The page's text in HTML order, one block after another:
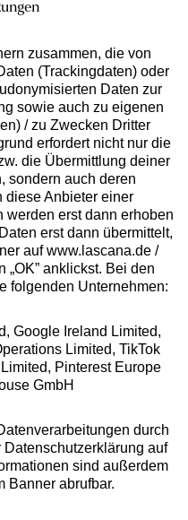
zusammen, die von
(Trackingdaten) oder
Daten zur
sowie auch zu eigenen
/ zu Zwecken Dritter
erfordert nicht nur die
die Übermittlung deiner
sondern auch deren
diese Anbieter einer
erst dann erhoben
erst dann übermittelt,
auf www.lascana.de /
anklickst. Bei den
folgenden Unternehmen:
Google Ireland Limited,
Limited, TikTok
Pinterest Europe
GmbH
durch
auf
sind außerdem
Banner abrufbar.